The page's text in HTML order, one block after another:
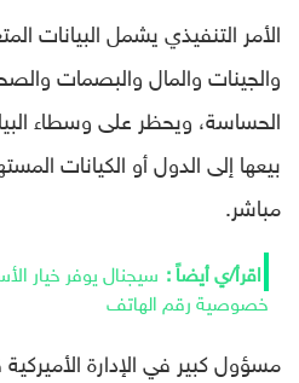
الأمر التنفيذي يشمل البيانات
والجينات والمال والبصمات
الحساسة، ويحظر على وسطاء
بيعها إلى الدول أو الكيانات
مباشر.
سيجنال يوفر خيار
خصوصية رقم الهاتف
مسؤول كبير في الإدارة